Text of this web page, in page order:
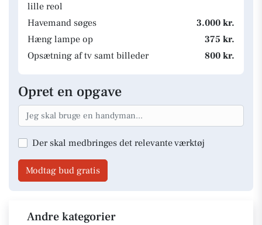
lille reol
Havemand søges
3.000 kr.
Hæng lampe op
375 kr.
Opsætning af tv samt billeder
800 kr.
Opret en opgave
Der skal medbringes det relevante værktøj
Modtag bud gratis
Andre kategorier